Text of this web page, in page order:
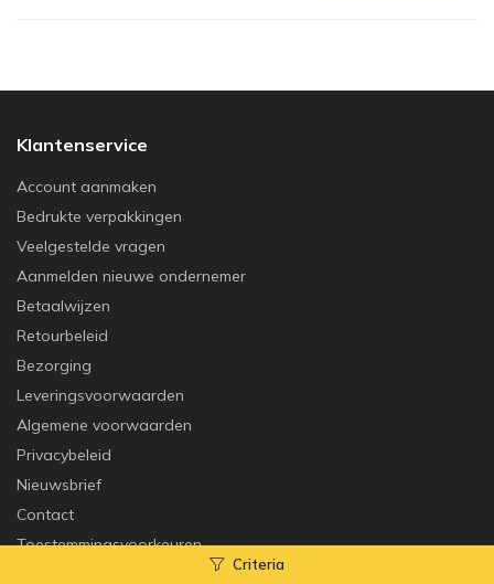
Criteria
Klantenservice
Account aanmaken
Bedrukte verpakkingen
Veelgestelde vragen
Aanmelden nieuwe ondernemer
Betaalwijzen
Retourbeleid
Bezorging
Leveringsvoorwaarden
Algemene voorwaarden
Privacybeleid
Nieuwsbrief
Contact
Toestemmingsvoorkeuren